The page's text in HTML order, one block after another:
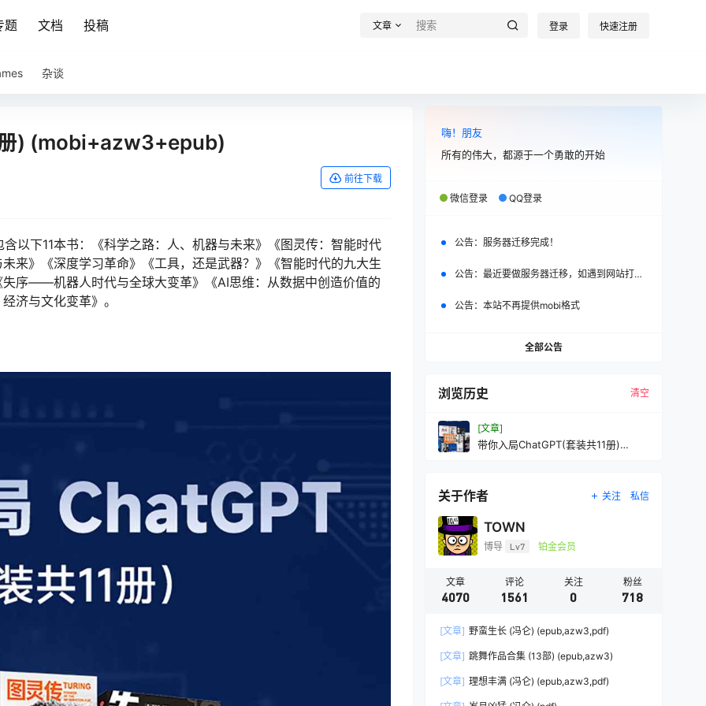
题 文档 投稿 文章 登录 快速注册
杂谈
) (mobi+azw3+epub)
前往下载
以下11本书：《科学之路：人、机器与未来》《图灵传：智能时代
来》《深度学习革命》《工具，还是武器？》《智能时代的九大生
序——机器人时代与全球大变革》《AI思维：从数据中创造价值的
济与文化变革》。
嗨！朋友
所有的伟大，都源于一个勇敢的开始
微信登录 QQ登录
公告： 服务器迁移完成！
公告： 最近要做服务器迁移，如遇到网站打不开，请改日再试。
公告： 本站不再提供mobi格式
全部公告
浏览历史 清空
[文章]
带你入局ChatGPT(套装共11册)
关于作者 关注 私信
TOWN
博导 Lv7 铂金会员
文章
4070
评论
1561
关注
0
粉丝
718
[文章] 野蛮生长 (冯仑) (epub,azw3,pdf)
[文章] 跳舞作品合集 (13部) (epub,azw3)
[文章] 理想丰满 (冯仑) (epub,azw3,pdf)